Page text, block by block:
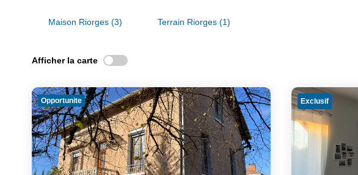
Maison Riorges (3) Terrain Riorges (1)
Afficher la carte
Opportunite Exclusif